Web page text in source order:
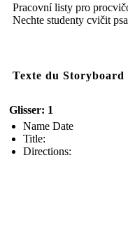
Pracovní listy pro
Nechte studenty cvičit
Texte du Storyboard
Glisser: 1
Name Date
Title:
Directions: